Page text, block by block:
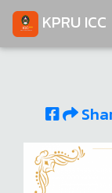
KPRU ICC